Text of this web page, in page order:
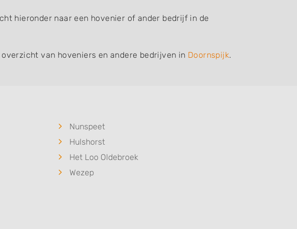
hieronder naar een hovenier of ander bedrijf in de
van hoveniers en andere bedrijven in Doornspijk.
Nunspeet
Hulshorst
Het Loo Oldebroek
Wezep